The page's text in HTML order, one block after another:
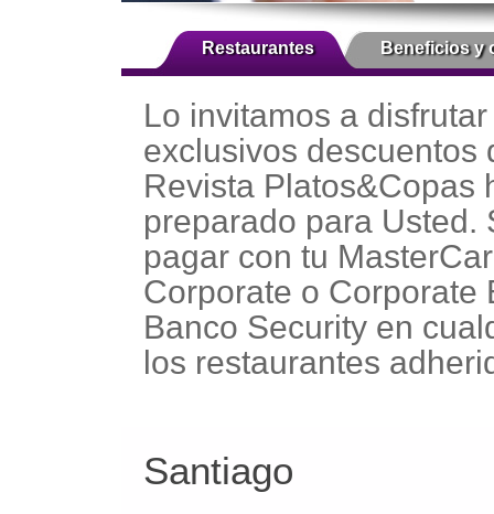
Restaurantes Beneficios y
Lo invitamos a
exclusivos descuentos
Revista Platos&Copas
preparado para Usted.
pagar con tu
Corporate o Corporate
Banco Security en
los restaurantes
Santiago